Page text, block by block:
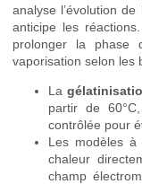
analyse l’évolution
anticipe les
prolonger la phase
vaporisation selon les
La
partir de
contrôlée pour
Les modèles à
chaleur
champ